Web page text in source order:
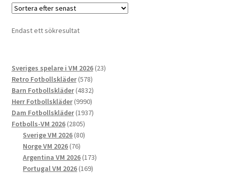
Endast ett sökresultat
Sveriges spelare i VM 2026 2323
Retro Fotbollskläder 578578
produkter
Barn Fotbollskläder 48324832
produkter
Herr Fotbollskläder 99909990
produkter
Dam Fotbollskläder 19371937
Fotbolls-VM 2026 28052805
produkter
Sverige VM 2026 8080
Norge VM 2026 7676
produkter
Argentina VM 2026 173173
Portugal VM 2026 169169